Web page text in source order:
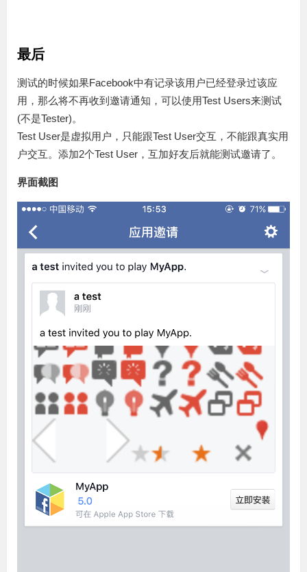
最后
测试的时候如果Facebook中有记录该用户已经登录过该应
用，那么将不再收到邀请通知，可以使用Test Users来测试
(不是Tester)。
Test User是虚拟用户，只能跟Test User交互，不能跟真实用
户交互。添加2个Test User，互加好友后就能测试邀请了。
界面截图